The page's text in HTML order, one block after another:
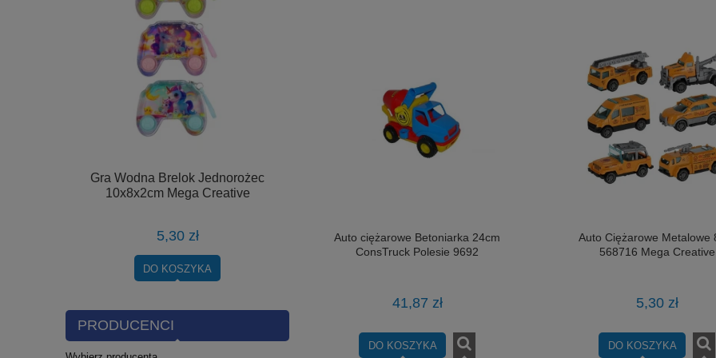
Gra Wodna Brelok Jednorożec
10x8x2cm Mega Creative
5,30 zł
DO KOSZYKA
7,22 zł
Piłka Odbijająca 6 cm Mega
6,83 zł
PRODUCENCI
Auto ciężarowe Betoniarka 24cm
ConsTruck Polesie 9692
41,87 zł
DO KOSZYKA
Auto Ciężarowe Metalowe
568716 Mega Creative
5,30 zł
DO KOSZYKA